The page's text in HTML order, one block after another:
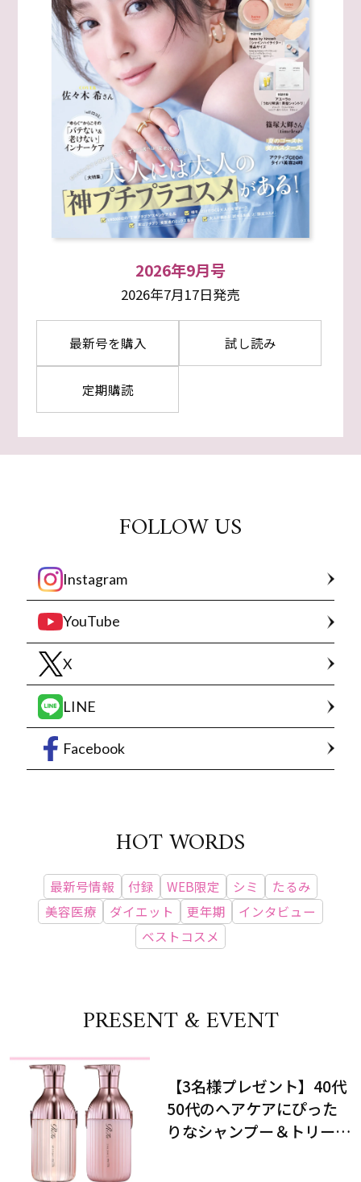
2026年9月号
2026年7月17日発売
最新号を購入 試し読み
定期購読
FOLLOW US
Instagram
YouTube
X
LINE
Facebook
HOT WORDS
最新号情報 付録 WEB限定 シミ
たるみ
美容医療
ダイエット 更年期
インタビュー
ベストコスメ
PRESENT & EVENT
【3名様プレゼント】40代
50代のヘアケアにぴった
りなシャンプー＆トリート